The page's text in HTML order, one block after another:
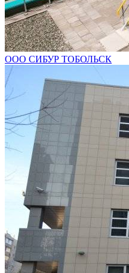
ООО СИБУР ТОБОЛЬСК